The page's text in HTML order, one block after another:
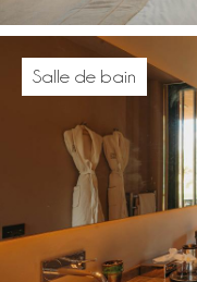
Salle de bain